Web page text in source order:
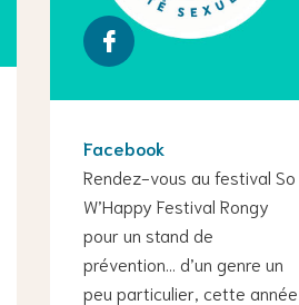
Facebook
Rendez-vous au festival So
W’Happy Festival Rongy
pour un stand de
prévention… d’un genre un
peu particulier, cette année